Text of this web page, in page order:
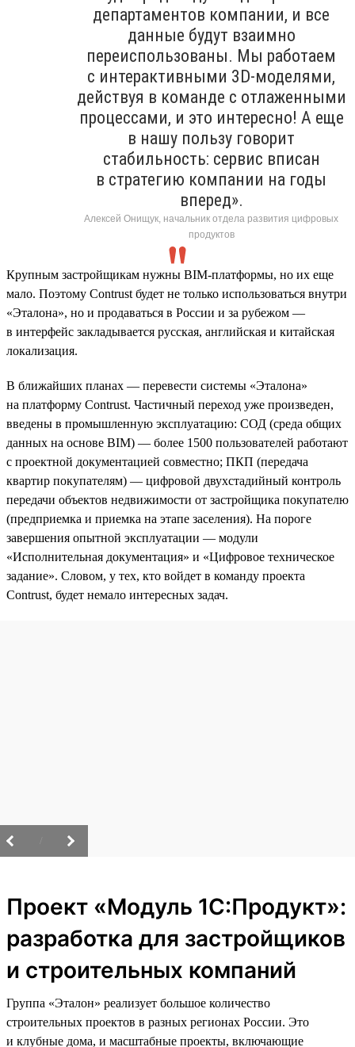
департаментов компании, и все
данные будут взаимно
переиспользованы. Мы работаем
с интерактивными 3D-моделями,
действуя в команде с отлаженными
процессами, и это интересно! А еще
в нашу пользу говорит
стабильность: сервис вписан
в стратегию компании на годы
вперед».
Алексей Онищук, начальник отдела развития цифровых
продуктов
Крупным застройщикам нужны BIM-платформы, но их еще
мало. Поэтому Contrust будет не только использоваться внутри
«Эталона», но и продаваться в России и за рубежом —
в интерфейс закладывается русская, английская и китайская
локализация.
В ближайших планах — перевести системы «Эталона»
на платформу Contrust. Частичный переход уже произведен,
введены в промышленную эксплуатацию: СОД (среда общих
данных на основе BIM) — более 1500 пользователей работают
с проектной документацией совместно; ПКП (передача
квартир покупателям) — цифровой двухстадийный контроль
передачи объектов недвижимости от застройщика покупателю
(предприемка и приемка на этапе заселения). На пороге
завершения опытной эксплуатации — модули
«Исполнительная документация» и «Цифровое техническое
задание». Словом, у тех, кто войдет в команду проекта
Contrust, будет немало интересных задач.
Проект «Модуль 1С:Продукт»:
разработка для застройщиков
и строительных компаний
Группа «Эталон» реализует большое количество
строительных проектов в разных регионах России. Это
и клубные дома, и масштабные проекты, включающие